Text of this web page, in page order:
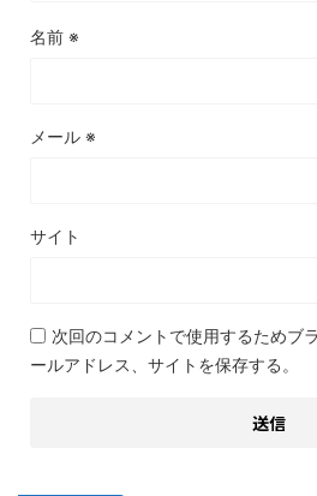
名前 ※
メール ※
サイト
次回のコメントで使用するためブ
ールアドレス、サイトを保存する。